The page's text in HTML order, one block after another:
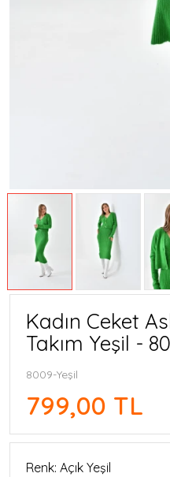
Kadın Ceket
Takım Yeşil -
8009-Yeşil
799,00 TL
Renk: Açık Yeşil